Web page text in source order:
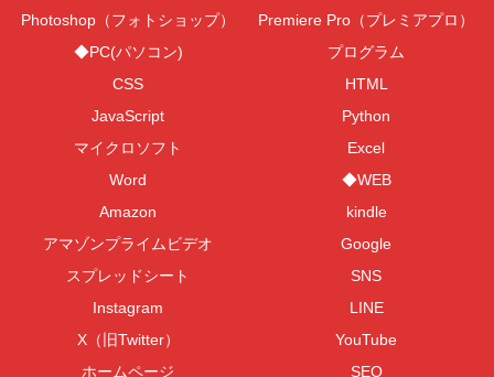
Photoshop（フォトショップ）
Premiere Pro（プレミアプロ）
◆PC(パソコン)
プログラム
CSS
HTML
JavaScript
Python
マイクロソフト
Excel
Word
◆WEB
Amazon
kindle
アマゾンプライムビデオ
Google
スプレッドシート
SNS
Instagram
LINE
X（旧Twitter）
YouTube
ホームページ
SEO